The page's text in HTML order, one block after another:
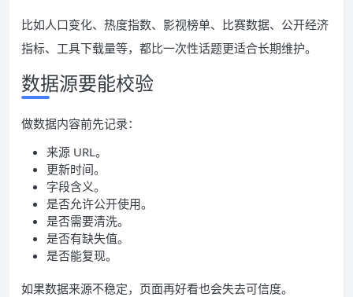
比如人口变化、热度指数、影视榜单、比赛数据、公开经济
指标、工具下载量等，都比一次性话题更适合长期维护。
数据源要能校验
做数据内容前先记录：
来源 URL。
更新时间。
字段含义。
是否允许公开使用。
是否需要清洗。
是否有缺失值。
是否能复现。
如果数据来源不稳定，页面再好看也会失去可信度。